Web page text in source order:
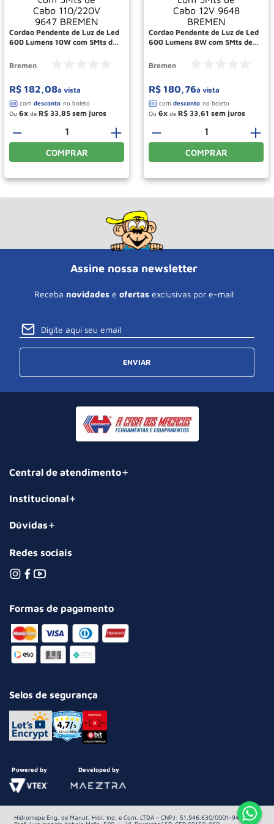
Cordao Pendente de Luz de Led
600 Lumens 10W com 5Mts de
Bremen
R$ 182,08à vista
Ou 6 de R$ 33,85
＋
－
COMPRAR
Cordao Pendente de Luz de Led
600 Lumens 8W com 5Mts de
Bremen
R$ 180,76à vista
Ou 6 de R$ 33,61
＋
－
COMPRAR
Assine nossa newsletter
Receba novidades e ofertas exclusivas por e-mail
ENVIAR
Central de atendimento
Institucional
Dúvidas
Redes sociais
Formas de pagamento
Selos de segurança
Powered by Developed by
Hidromepe Eng. de Manut. Hidr. Ind. e Com. LTDA - CNPJ: 51.946.630/0001-94 Av.
Rodizio